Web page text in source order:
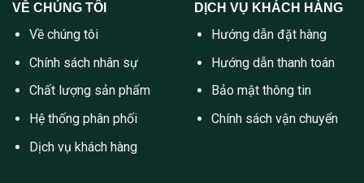
VỀ CHÚNG TÔI
Về chúng tôi
Chính sách nhân sự
Chất lượng sản phẩm
Hệ thống phân phối
Dịch vụ khách hàng
DỊCH VỤ KHÁCH HÀNG
Hướng dẫn đặt hàng
Hướng dẫn thanh toán
Bảo mật thông tin
Chính sách vận chuyển